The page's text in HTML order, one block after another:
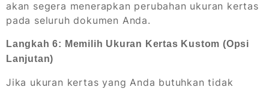
akan segera menerapkan perubahan ukuran kertas
pada seluruh dokumen Anda.
Langkah 6: Memilih Ukuran Kertas Kustom (Opsi
Lanjutan)
Jika ukuran kertas yang Anda butuhkan tidak